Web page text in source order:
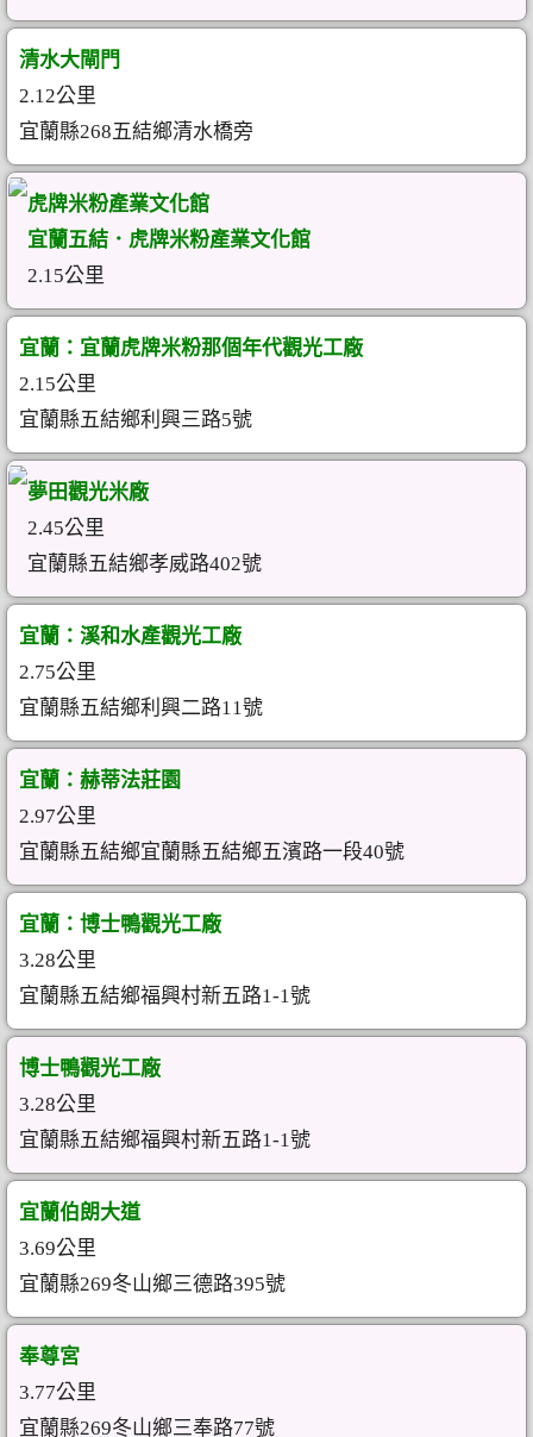
清水大閘門
2.12公里
宜蘭縣268五結鄉清水橋旁
虎牌米粉產業文化館
宜蘭五結．虎牌米粉產業文化館
2.15公里
宜蘭：宜蘭虎牌米粉那個年代觀光工廠
2.15公里
宜蘭縣五結鄉利興三路5號
夢田觀光米廠
2.45公里
宜蘭縣五結鄉孝威路402號
宜蘭：溪和水產觀光工廠
2.75公里
宜蘭縣五結鄉利興二路11號
宜蘭：赫蒂法莊園
2.97公里
宜蘭縣五結鄉宜蘭縣五結鄉五濱路一段40號
宜蘭：博士鴨觀光工廠
3.28公里
宜蘭縣五結鄉福興村新五路1-1號
博士鴨觀光工廠
3.28公里
宜蘭縣五結鄉福興村新五路1-1號
宜蘭伯朗大道
3.69公里
宜蘭縣269冬山鄉三德路395號
奉尊宮
3.77公里
宜蘭縣269冬山鄉三奉路77號